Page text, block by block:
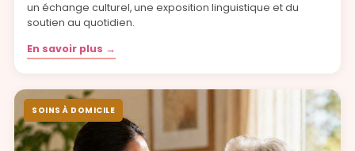
un échange culturel, une exposition linguistique et du
soutien au quotidien.
En savoir plus →
SOINS À DOMICILE